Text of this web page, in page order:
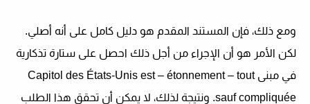
ومع ذلك، فإن المستند المقدم هو دليل كامل على أنه أصلي.
لكن الأمر هو أن الإجراء من أجل ذلك احصل على ستارة تذكارية
في مبنى Capitol des États-Unisest – étonnement – ​​tout
sauf compliquée. ونتيجة لذلك، لا يمكن أن تحقق هذا الطلب